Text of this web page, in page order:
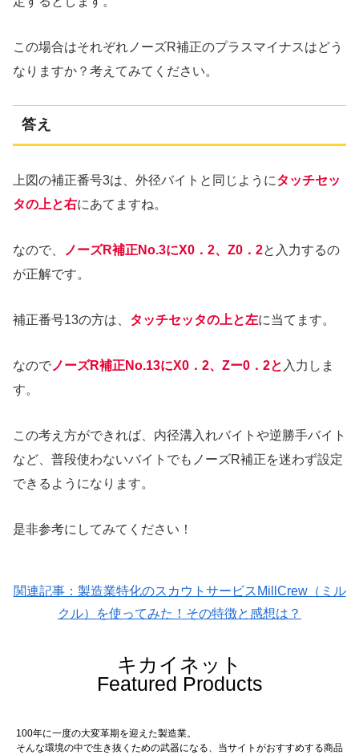
この場合はそれぞれノーズR補正のプラスマイナスはどう
なりますか？考えてみてください。
答え
上図の補正番号3は、外径バイトと同じようにタッチセッ
タの上と右にあてますね。
なので、 ノーズR補正No.3にX0．2、Z0．2と入力するの
が正解です。
補正番号13の方は、 タッチセッタの上と左に当てます。
なので ノーズR補正No.13にX0．2、Zー0．2と 入力しま
す。
この考え方ができれば、内径溝入れバイトや逆勝手バイト
など、普段使わないバイトでもノーズR補正を迷わず設定
できるようになります。
是非参考にしてみてください！
関連記事：製造業特化のスカウトサービスMillCrew（ミル
クル）を使ってみた！その特徴と感想は？
キカイネット
Featured Products
100年に一度の大変革期を迎えた製造業。
そんな環境の中で生き抜くための武器になる、当サイトがおすすめする商品